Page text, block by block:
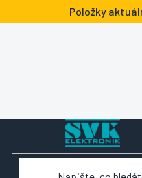
na
Položky